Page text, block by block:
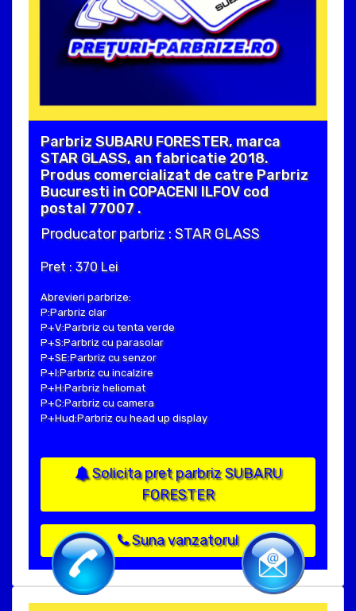
Parbriz SUBARU FORESTER, marca
STAR GLASS, an fabricatie 2018.
Produs comercializat de catre Parbriz
Bucuresti in COPACENI ILFOV cod
postal 77007 .
Producator parbriz : STAR GLASS
Pret : 370 Lei
Abrevieri parbrize:
P:Parbriz clar
P+V:Parbriz cu tenta verde
P+S:Parbriz cu parasolar
P+SE:Parbriz cu senzor
P+I:Parbriz cu incalzire
P+H:Parbriz heliomat
P+C:Parbriz cu camera
P+Hud:Parbriz cu head up display
Solicita pret parbriz SUBARU
FORESTER
Suna vanzatorul